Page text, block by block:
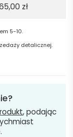
zł
5-10.
detalicznej.
, podając